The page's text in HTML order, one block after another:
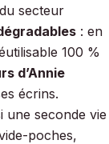
secteur
: en
100 %
d’Annie
écrins.
une seconde vie
poches,